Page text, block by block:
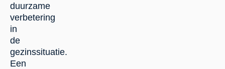
duurzame
verbetering
in
de
gezinssituatie.
Een